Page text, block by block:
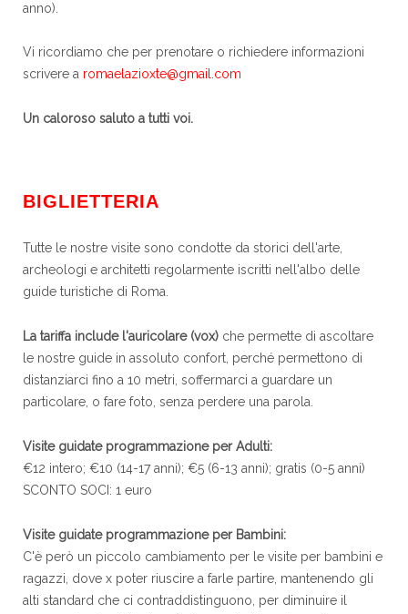
anno).
Vi ricordiamo che per prenotare o richiedere informazioni
scrivere a romaelazioxte@gmail.com
Un caloroso saluto a tutti voi.
BIGLIETTERIA
Tutte le nostre visite sono condotte da storici dell'arte,
archeologi e architetti regolarmente iscritti nell'albo delle
guide turistiche di Roma.
La tariffa include l'auricolare (vox) che permette di ascoltare
le nostre guide in assoluto confort, perché permettono di
distanziarci fino a 10 metri, soffermarci a guardare un
particolare, o fare foto, senza perdere una parola.
Visite guidate programmazione per Adulti:
€12 intero; €10 (14-17 anni); €5 (6-13 anni); gratis (0-5 anni)
SCONTO SOCI: 1 euro
Visite guidate programmazione per Bambini:
C'è però un piccolo cambiamento per le visite per bambini e
ragazzi, dove x poter riuscire a farle partire, mantenendo gli
alti standard che ci contraddistinguono, per diminuire il